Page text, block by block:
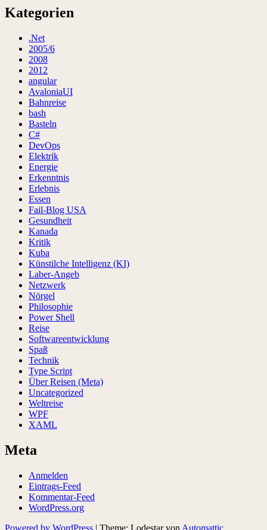
Kategorien
.Net
2005/6
2008
2012
angular
AvaloniaUI
Bahnreise
bash
Basteln
C#
DevOps
Elektrik
Energie
Erkenntnis
Erlebnis
Essen
Fail-Blog USA
Gesundheit
Kanada
Kritik
Kuba
Künstilche Intelligenz (KI)
Laber-Angeb
Netzwerk
Nörgel
Philosophie
Power Shell
Reise
Softwareentwicklung
Spaß
Technik
Type Script
Über Reisen (Meta)
Uncategorized
Weltreise
WPF
XAML
Meta
Anmelden
Eintrags-Feed
Kommentar-Feed
WordPress.org
Powered by WordPress | Theme: Lodestar von Automattic